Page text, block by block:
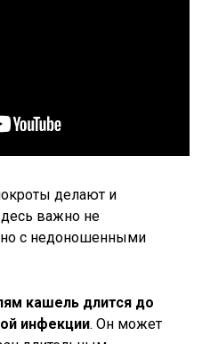
делают и
важно не
с недоношенными
кашель длится до
инфекции. Он может